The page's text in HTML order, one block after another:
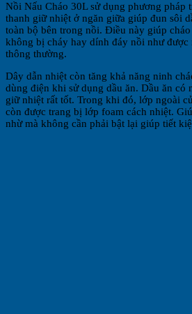
Nồi Nấu Cháo 30L sử dụng phương pháp
thanh giữ nhiệt ở ngăn giữa giúp đun sôi
toàn bộ bên trong nồi. Điều này giúp
không bị cháy hay dính đáy nồi như được
thông thường.
Dây dẫn nhiệt còn tăng khả năng ninh
dùng điện khi sử dụng dầu ăn. Dầu ăn có
giữ nhiệt rất tốt. Trong khi đó, lớp ngoài
còn được trang bị lớp foam cách nhiệt.
nhừ mà không cần phải bật lại giúp tiết